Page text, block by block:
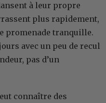
à leur propre
plus rapidement,
promenade tranquille.
avec un peu de recul
pas d’un
connaître des